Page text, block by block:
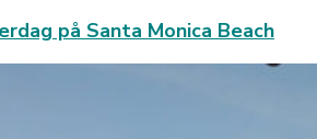
på Santa Monica Beach